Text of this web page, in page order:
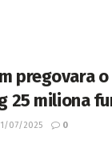
pregovara
25 miliona
07/2025 0